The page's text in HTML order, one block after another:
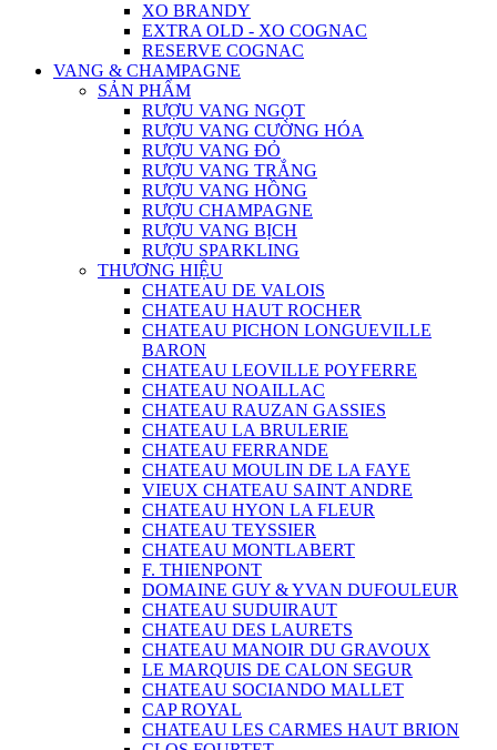
XO BRANDY
EXTRA OLD - XO COGNAC
RESERVE COGNAC
VANG & CHAMPAGNE
SẢN PHẨM
RƯỢU VANG NGỌT
RƯỢU VANG CƯỜNG HÓA
RƯỢU VANG ĐỎ
RƯỢU VANG TRẮNG
RƯỢU VANG HỒNG
RƯỢU CHAMPAGNE
RƯỢU VANG BỊCH
RƯỢU SPARKLING
THƯƠNG HIỆU
CHATEAU DE VALOIS
CHATEAU HAUT ROCHER
CHATEAU PICHON LONGUEVILLE
BARON
CHATEAU LEOVILLE POYFERRE
CHATEAU NOAILLAC
CHATEAU RAUZAN GASSIES
CHATEAU LA BRULERIE
CHATEAU FERRANDE
CHATEAU MOULIN DE LA FAYE
VIEUX CHATEAU SAINT ANDRE
CHATEAU HYON LA FLEUR
CHATEAU TEYSSIER
CHATEAU MONTLABERT
F. THIENPONT
DOMAINE GUY & YVAN DUFOULEUR
CHATEAU SUDUIRAUT
CHATEAU DES LAURETS
CHATEAU MANOIR DU GRAVOUX
LE MARQUIS DE CALON SEGUR
CHATEAU SOCIANDO MALLET
CAP ROYAL
CHATEAU LES CARMES HAUT BRION